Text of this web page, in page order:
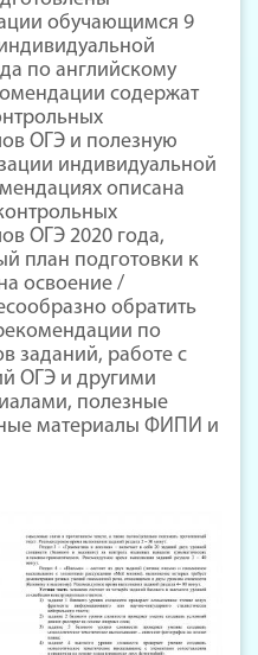
обучающимся 9
по английскому
содержат
ОГЭ и полезную
индивидуальной
описана
ОГЭ 2020 года,
план подготовки к
освоение /
обратить
по
заданий, работе с
ОГЭ и другими
полезные
материалы ФИПИ и